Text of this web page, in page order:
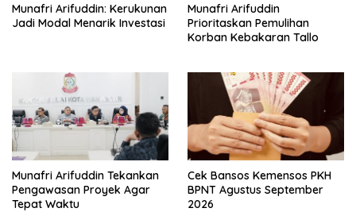
Munafri Arifuddin: Kerukunan
Jadi Modal Menarik Investasi
Munafri Arifuddin
Prioritaskan Pemulihan
Korban Kebakaran Tallo
Munafri Arifuddin Tekankan
Pengawasan Proyek Agar
Tepat Waktu
Cek Bansos Kemensos PKH
BPNT Agustus September
2026